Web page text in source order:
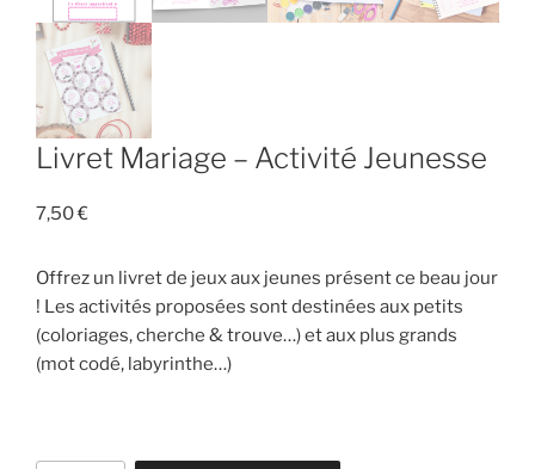
Livret Mariage – Activité Jeunesse
7,50€
Offrez un livret de jeux aux jeunes présent ce beau jour
! Les activités proposées sont destinées aux petits
(coloriages, cherche & trouve…) et aux plus grands
(mot codé, labyrinthe…)